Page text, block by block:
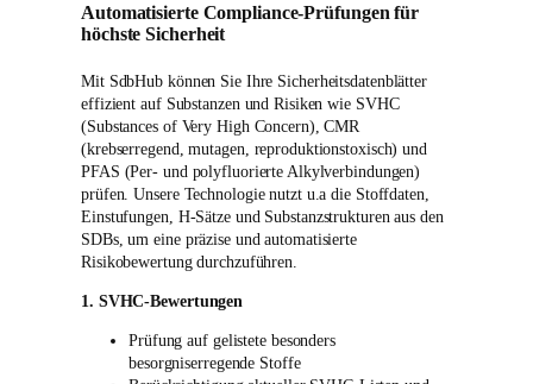
Automatisierte Compliance-Prüfungen für
höchste Sicherheit
Mit SdbHub können Sie Ihre Sicherheitsdatenblätter
effizient auf Substanzen und Risiken wie SVHC
(Substances of Very High Concern), CMR
(krebserregend, mutagen, reproduktionstoxisch) und
PFAS (Per- und polyfluorierte Alkylverbindungen)
prüfen. Unsere Technologie nutzt u.a die Stoffdaten,
Einstufungen, H-Sätze und Substanzstrukturen aus den
SDBs, um eine präzise und automatisierte
Risikobewertung durchzuführen.
1. SVHC-Bewertungen
Prüfung auf gelistete besonders
besorgniserregende Stoffe